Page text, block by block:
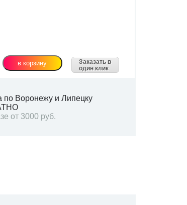
Заказать в
один клик
по Воронежу и Липецку
от 3000 руб.